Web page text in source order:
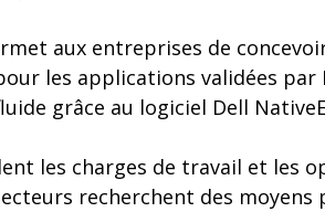
aux entreprises de
les applications validées
grâce au logiciel Dell
les charges de travail et les
recherchent des moyens